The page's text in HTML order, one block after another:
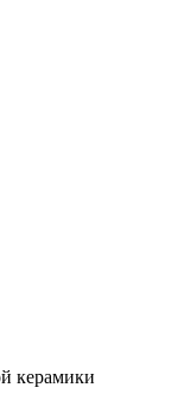
керамики